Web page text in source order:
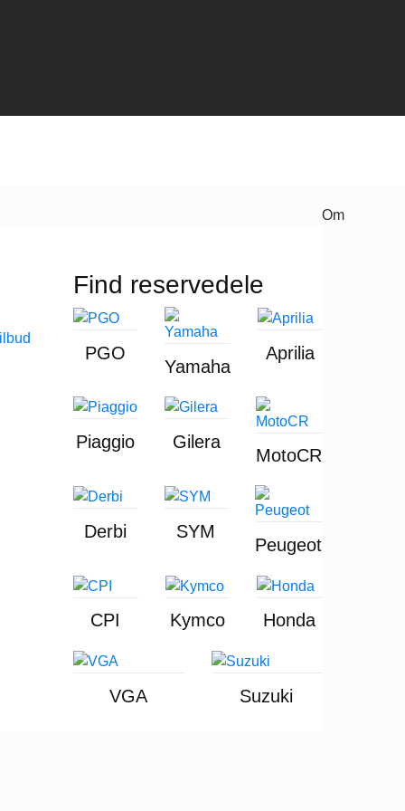
Find reservedele
PGO
Yamaha
Aprilia
Piaggio Gilera
MotoCR
Derbi SYM
Peugeot
CPI Kymco Honda
VGA Suzuki
Om